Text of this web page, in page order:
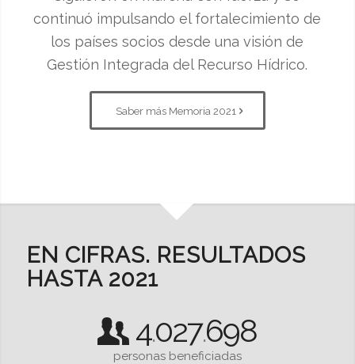
continuó impulsando el fortalecimiento de
los países socios desde una visión de
Gestión Integrada del Recurso Hídrico.
Saber más Memoria 2021
EN CIFRAS. RESULTADOS
HASTA 2021
4.027.698
personas beneficiadas